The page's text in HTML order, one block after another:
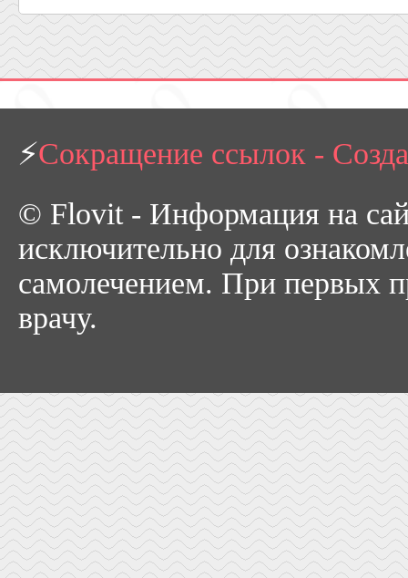
⚡Сокращение ссылок -
© Flovit - Информация на
исключительно для
самолечением. При первых
врачу.